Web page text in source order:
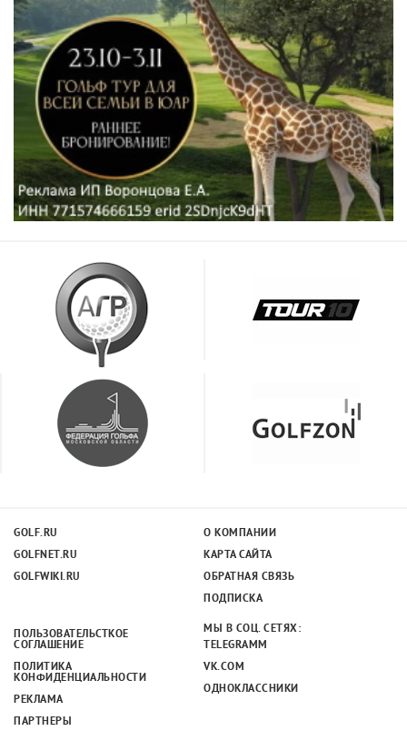
GOLF.RU
GOLFNET.RU
GOLFWIKI.RU
О КОМПАНИИ
КАРТА САЙТА
ОБРАТНАЯ СВЯЗЬ
ПОДПИСКА
ПОЛЬЗОВАТЕЛЬСТКОЕ
СОГЛАШЕНИЕ
ПОЛИТИКА
КОНФИДЕНЦИАЛЬНОСТИ
РЕКЛАМА
ПАРТНЕРЫ
МЫ В СОЦ. СЕТЯХ:
TELEGRAMM
VK.COM
ОДНОКЛАССНИКИ